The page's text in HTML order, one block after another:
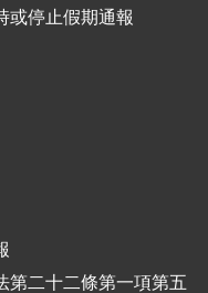
或停止假期通報
第二十二條第一項第五